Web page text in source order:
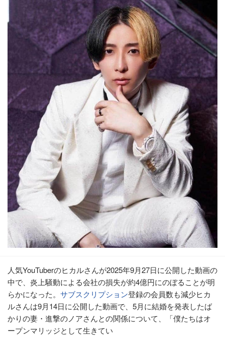
人気YouTuberのヒカルさんが2025年9月27日に公開した動画の
中で、炎上騒動による会社の損失が約4億円にのぼることが明
らかになった。 サブスクリプション登録の会員数も減少ヒカ
ルさんは9月14日に公開した動画で、5月に結婚を発表したば
かりの妻・進撃のノアさんとの関係について、「僕たちはオ
ープンマリッジとして生きてい